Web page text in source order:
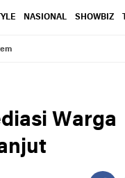
NASIONAL SHOWBIZ
Warga